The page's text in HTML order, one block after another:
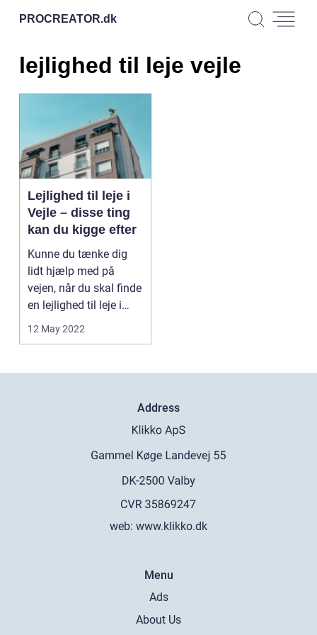
PROCREATOR.dk
lejlighed til leje vejle
Lejlighed til leje i
Vejle – disse ting
kan du kigge efter
Kunne du tænke dig
lidt hjælp med på
vejen, når du skal finde
en lejlighed til leje i
Vejle? Så er d...
12 May 2022
Address
web: www.klikko.dk
Menu
Ads
About Us